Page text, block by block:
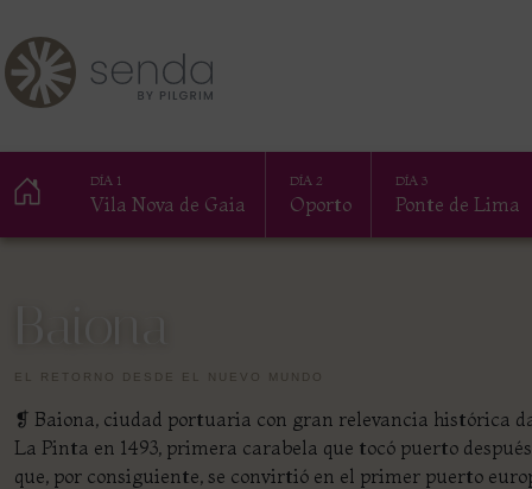
DÍA 1
Vila Nova de Gaia
DÍA 2
Oporto
DÍA 3
Ponte de Lima
EL RETORNO DESDE EL NUEVO MUNDO
❡ Baiona, ciudad portuaria con gran relevancia histórica
La Pinta en 1493, primera carabela que tocó puerto
que, por consiguiente, se convirtió en el primer puerto